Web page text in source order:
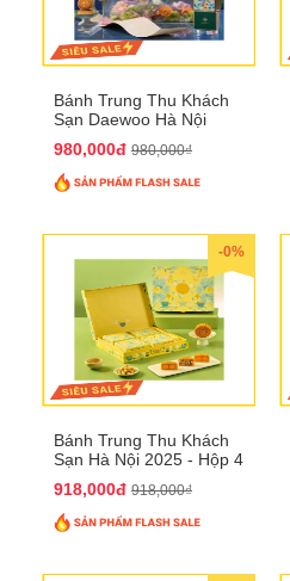
Bánh Trung Thu Khách
Sạn Daewoo Hà Nội
QTTT30
980,000đ 980,000₫
-0%
Bánh Trung Thu Khách
Sạn Hà Nội 2025 - Hộp 4
918,000đ 918,000₫